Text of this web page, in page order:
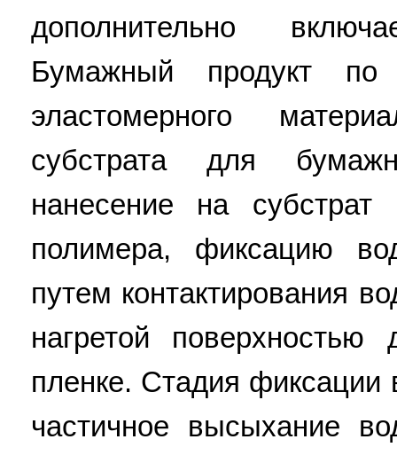
дополнительно
Бумажный продукт
эластомерного
субстрата для
нанесение на субстрат
полимера, фиксацию
путем контактирования
нагретой
пленке. Стадия
частичное высыхание